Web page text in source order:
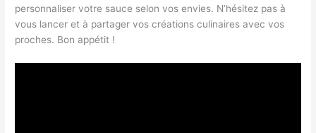
personnaliser votre sauce selon vos envies. N’hésitez pas à
vous lancer et à partager vos créations culinaires avec vos
proches. Bon appétit !